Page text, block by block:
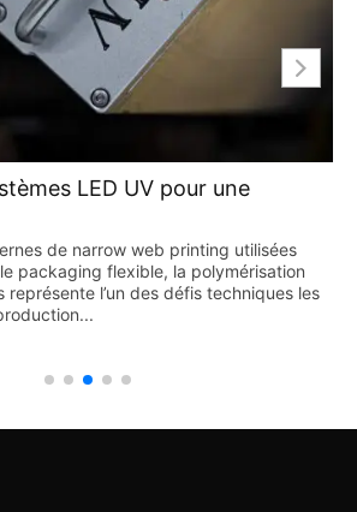
LED UV pour une
de narrow web printing utilisées
packaging flexible, la polymérisation
représente l’un des défis techniques les